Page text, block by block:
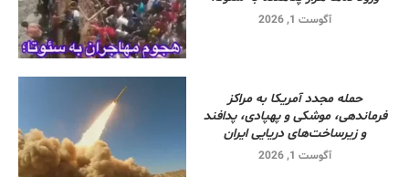
آگوست 1, 2026
حمله مجدد آمریکا به مراکز
فرماندهی، موشکی و پهپادی، پدافند
و زیرساخت‌های دریایی ایران
آگوست 1, 2026